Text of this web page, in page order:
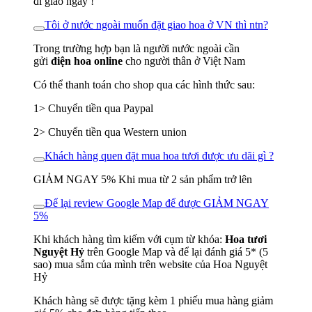
Tôi ở nước ngoài muốn đặt giao hoa ở VN thì ntn?
Trong trường hợp bạn là người nước ngoài cần
gửi điện hoa online cho người thân ở Việt Nam
Có thể thanh toán cho shop qua các hình thức sau:
1> Chuyển tiền qua Paypal
2> Chuyển tiền qua Western union
Khách hàng quen đặt mua hoa tươi được ưu dãi gì ?
GIẢM NGAY 5% Khi mua từ 2 sản phẩm trở lên
Để lại review Google Map để được GIẢM NGAY
5%
Khi khách hàng tìm kiếm với cụm từ khóa: Hoa tươi
Nguyệt Hỷ trên Google Map và để lại đánh giá 5* (5
sao) mua sắm của mình trên website của Hoa Nguyệt
Hỷ
Khách hàng sẽ được tặng kèm 1 phiếu mua hàng giảm